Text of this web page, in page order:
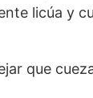
licúa y
que